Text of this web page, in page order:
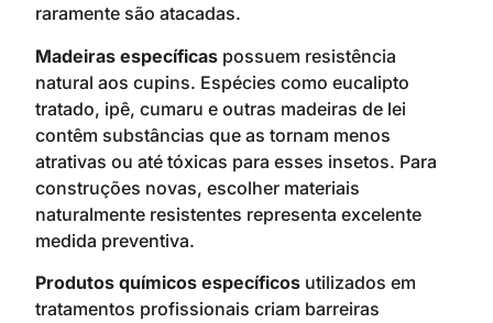
raramente são atacadas.
Madeiras específicas possuem resistência
natural aos cupins. Espécies como eucalipto
tratado, ipê, cumaru e outras madeiras de lei
contêm substâncias que as tornam menos
atrativas ou até tóxicas para esses insetos. Para
construções novas, escolher materiais
naturalmente resistentes representa excelente
medida preventiva.
Produtos químicos específicos utilizados em
tratamentos profissionais criam barreiras